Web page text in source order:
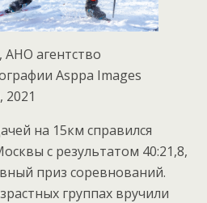
АНО агентство
Asppa Images
на 15км справился
с результатом 40:21,8,
приз соревнований.
группах вручили